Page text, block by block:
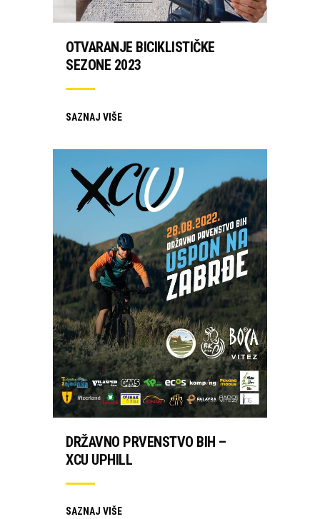
OTVARANJE BICIKLISTIČKE
SEZONE 2023
SAZNAJ VIŠE
DRŽAVNO PRVENSTVO BIH –
XCU UPHILL
SAZNAJ VIŠE